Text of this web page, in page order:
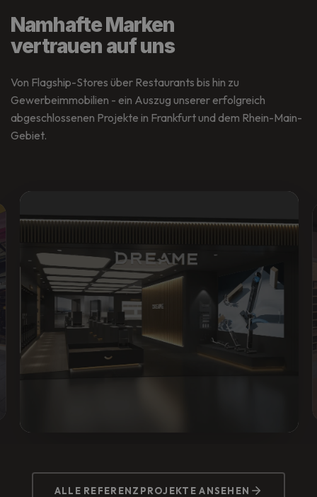
Namhafte Marken
vertrauen auf uns
Von Flagship-Stores über Restaurants bis hin zu
Gewerbeimmobilien - ein Auszug unserer erfolgreich
abgeschlossenen Projekte in Frankfurt und dem Rhein-Main-
Gebiet.
Vorher: Rohbau ohne Elektroinfrastruktur.
ALLE REFERENZPROJEKTE ANSEHEN